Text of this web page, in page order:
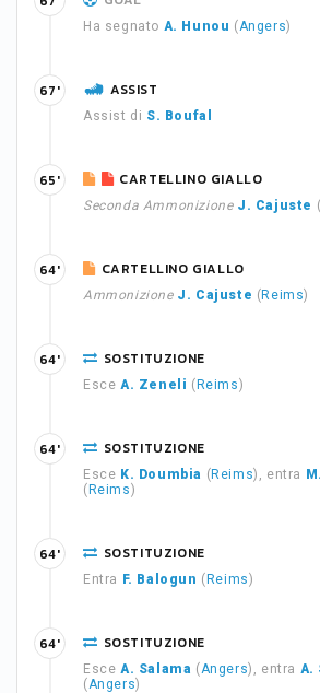
Ha segnato A. Hunou (Angers)
ASSIST
Assist di S. Boufal
67'
CARTELLINO GIALLO
Seconda Ammonizione J. Cajuste (
65'
CARTELLINO GIALLO
Ammonizione J. Cajuste ( Reims)
64'
SOSTITUZIONE
Esce A. Zeneli ( Reims)
64'
SOSTITUZIONE
Esce K. Doumbia ( Reims), entra
( Reims)
64'
SOSTITUZIONE
Entra F. Balogun ( Reims)
64'
SOSTITUZIONE
Esce A. Salama (Angers), entra A.
(Angers)
64'